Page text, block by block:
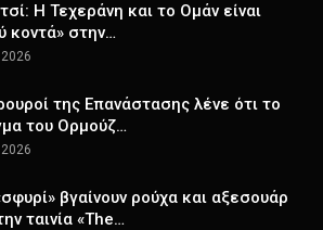
Η Τεχεράνη και το Ομάν είναι
κοντά» στην…
της Επανάστασης λένε ότι το
του Ορμούζ…
βγαίνουν ρούχα και αξεσουάρ
ταινία «The…